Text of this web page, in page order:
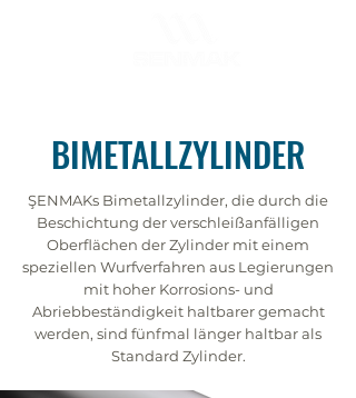
BIMETALLZYLINDER
ŞENMAKs Bimetallzylinder, die durch die
Beschichtung der verschleißanfälligen
Oberflächen der Zylinder mit einem
speziellen Wurfverfahren aus Legierungen
mit hoher Korrosions- und
Abriebbeständigkeit haltbarer gemacht
werden, sind fünfmal länger haltbar als
Standard Zylinder.